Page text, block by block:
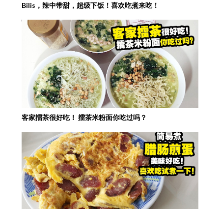
Bilis，辣中带甜，超级下饭！喜欢吃煮来吃！
客家擂茶很好吃！ 擂茶米粉面你吃过吗？